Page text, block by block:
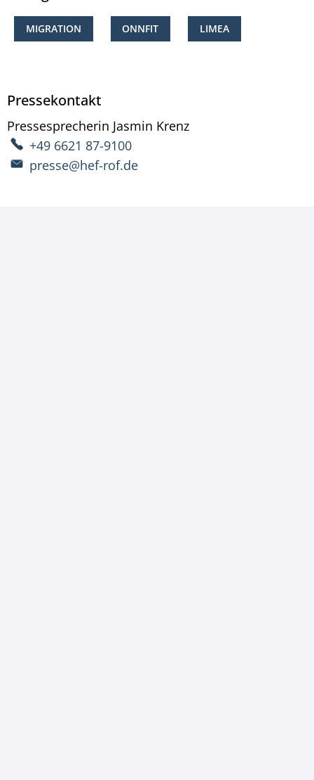
MIGRATION ONNFIT LIMEA
Pressekontakt
Pressesprecherin Jasmin Krenz
+49 6621 87-9100
presse@hef-rof.de